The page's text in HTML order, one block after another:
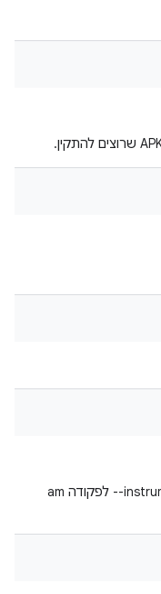
האם להוסיף את האפשרות ‎--instrument-in-pcc לפקודה am